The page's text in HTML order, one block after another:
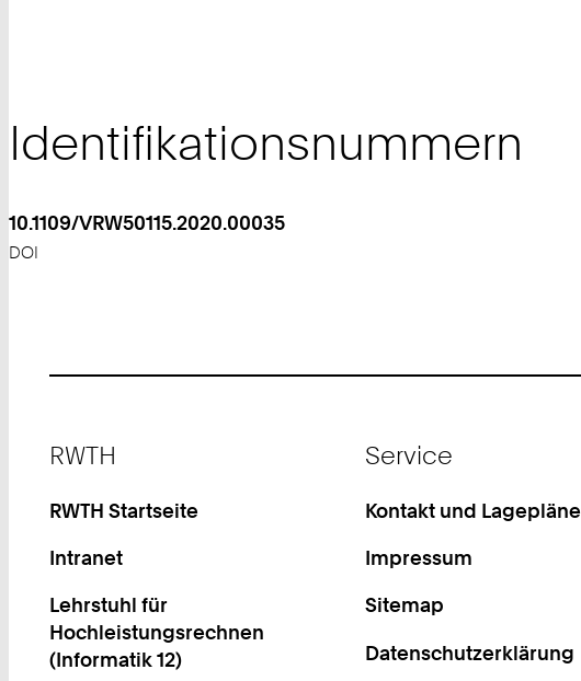
Identifikationsnummern
10.1109/VRW50115.2020.00035
DOI
RWTH
RWTH Startseite
Intranet
Lehrstuhl für
Hochleistungsrechnen
(Informatik 12)
Service
Kontakt und Lagepläne
Impressum
Sitemap
Datenschutzerklärung